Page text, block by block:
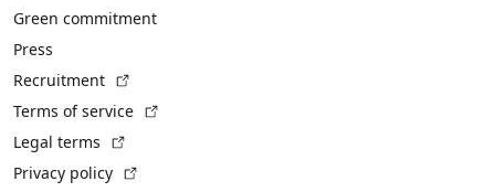
Green commitment
Press
Recruitment
Terms of service
Legal terms
Privacy policy